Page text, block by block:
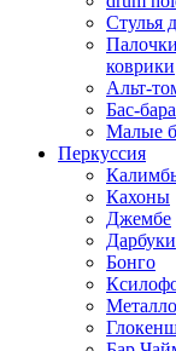
Стулья
коврики
Альт-
Бас-
Малые
Перкуссия
Кахоны
Джембе
Дарбуки
Бонго